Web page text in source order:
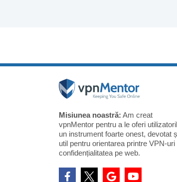
Misiunea noastră: Am creat
vpnMentor pentru a le oferi
un instrument foarte onest, devotat
util pentru orientarea printre VPN-uri
confidențialitatea pe web.